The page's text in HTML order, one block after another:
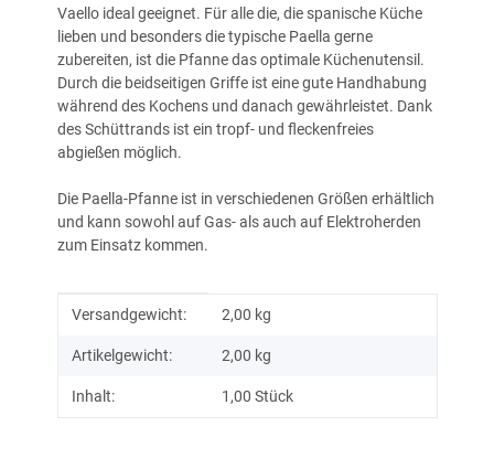
Vaello ideal geeignet. Für alle die, die spanische Küche
lieben und besonders die typische Paella gerne
zubereiten, ist die Pfanne das optimale Küchenutensil.
Durch die beidseitigen Griffe ist eine gute Handhabung
während des Kochens und danach gewährleistet. Dank
des Schüttrands ist ein tropf- und fleckenfreies
abgießen möglich.
Die Paella-Pfanne ist in verschiedenen Größen erhältlich
und kann sowohl auf Gas- als auch auf Elektroherden
zum Einsatz kommen.
Produkteigenschaft
Wert
Versandgewicht: 2,00 kg
Artikelgewicht: 2,00 kg
Inhalt: 1,00 Stück